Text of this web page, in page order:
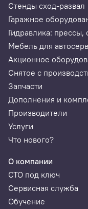
Стенды сход-развал
Гаражное
Гидравлика: прессы,
Мебель для
Акционное
Снятое с
Запчасти
Дополнения и
Производители
Услуги
Что нового?
О компании
СТО под ключ
Сервисная служба
Обучение